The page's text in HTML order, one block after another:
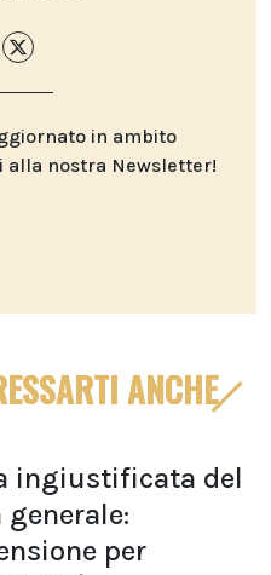
in ambito
nostra Newsletter!
ANCHE
ingiustificata del
per